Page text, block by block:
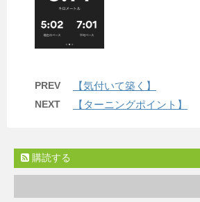
PREV 【気付いて築く】
NEXT 【ターニングポイント】
購読する